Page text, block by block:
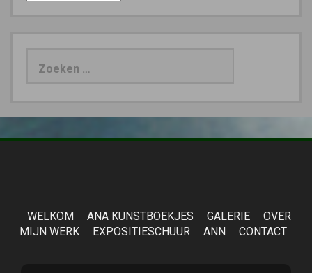
WELKOM ANA KUNSTBOEKJES GALERIE
OVER
MIJN WERK
EXPOSITIESCHUUR ANN CONTACT